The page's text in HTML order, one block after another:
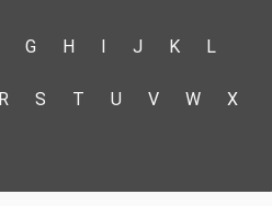
G H I J K L
R S T U V W X